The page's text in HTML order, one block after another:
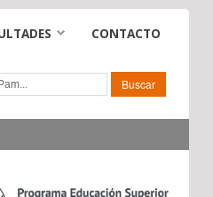
CONTACTO